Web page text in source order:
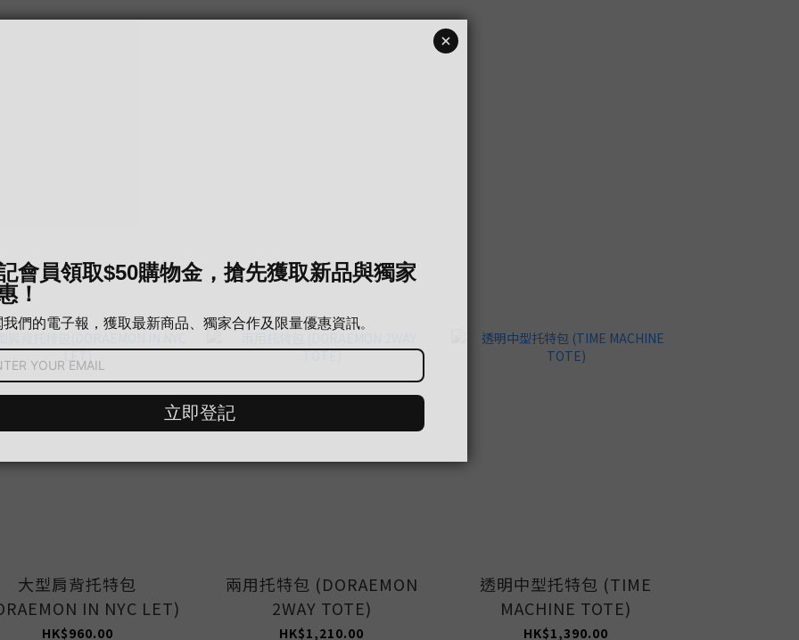
大型肩背托特包
IN NYC LET)
HK$960.00
兩用托特包 (DORAEMON
2WAY TOTE)
HK$1,210.00
透明中型托特包 (TIME
MACHINE TOTE)
HK$1,390.00